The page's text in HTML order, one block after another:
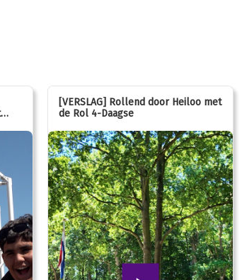
[VERSLAG] Rollend door Heiloo met
de Rol 4-Daagse